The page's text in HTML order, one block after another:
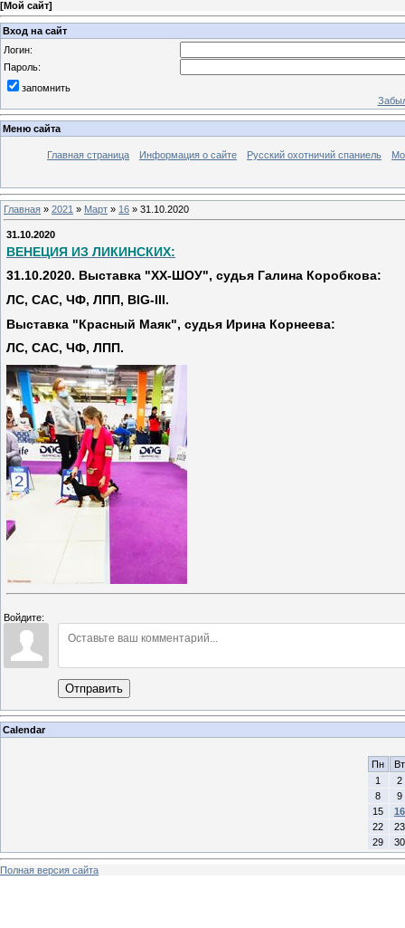
[Мой сайт]
Вход на сайт
Логин:
Пароль:
запомнить
Меню сайта
Главная страница Информация о сайте Русский охотничий спаниель
Главная » 2021 » Март » 16 » 31.10.2020
31.10.2020
ВЕНЕЦИЯ ИЗ ЛИКИНСКИХ:
31.10.2020. Выставка "ХХ-ШОУ", судья Галина Коробкова:
ЛС, САС, ЧФ, ЛПП, BIG-III.
Выставка "Красный Маяк", судья Ирина Корнеева:
ЛС, САС, ЧФ, ЛПП.
Войдите:
Отправить
Calendar
Пн
Вт
1
2
8
9
15
16
22
23
29
30
Полная версия сайта